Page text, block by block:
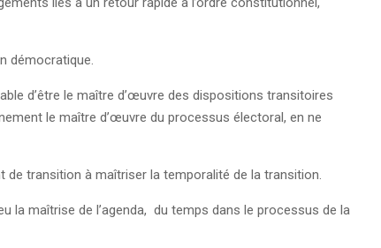
démocratique.
d’être le maître d’œuvre des dispositions transitoires
le maître d’œuvre du processus électoral, en ne
transition à maîtriser la temporalité de la transition.
la maîtrise de l’agenda, du temps dans le processus de la